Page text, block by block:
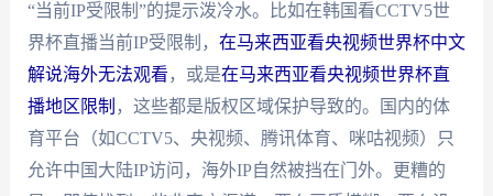
“当前IP受限制”的提示泼冷水。比如在韩国看CCTV5世
界杯直播当前IP受限制， 在马来西亚看央视频世界杯中文
解说海外无法观看 ，或是在马来西亚看央视频世界杯直
播地区限制 ，这些都是版权区域保护导致的。国内的体
育平台（如CCTV5、央视频、腾讯体育、咪咕视频）只
允许中国大陆IP访问，海外IP自然被挡在门外。更糟的